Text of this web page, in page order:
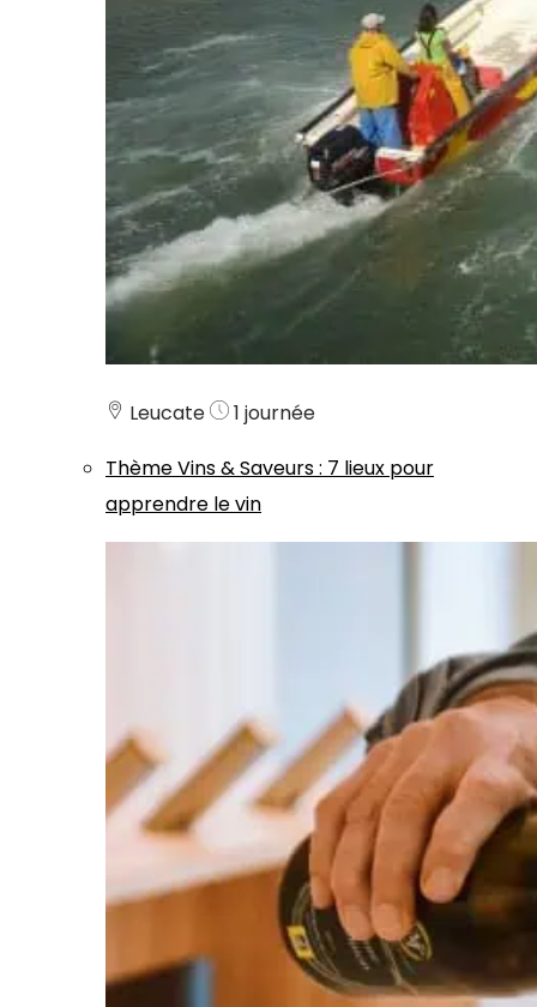
Leucate
1 journée
ThèmeVins & Saveurs: 7 lieux pour
apprendre le vin